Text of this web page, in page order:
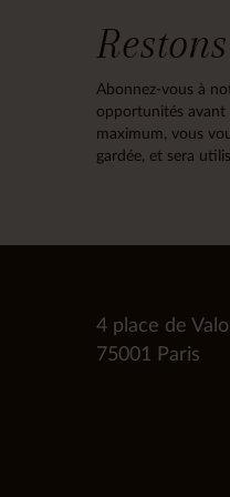
Abonnez-vous à
opportunités avant
maximum, vous
gardée, et sera
4 place de
75001 Paris